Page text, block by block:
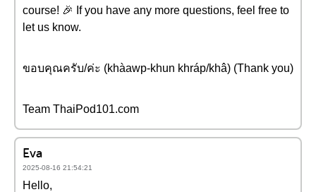
course! 🎉 If you have any more questions, feel free to
let us know.
ขอบคุณครับ/ค่ะ (khàawp-khun khráp/khâ) (Thank you)
Team ThaiPod101.com
Eva
2025-08-16 21:54:21
Hello,